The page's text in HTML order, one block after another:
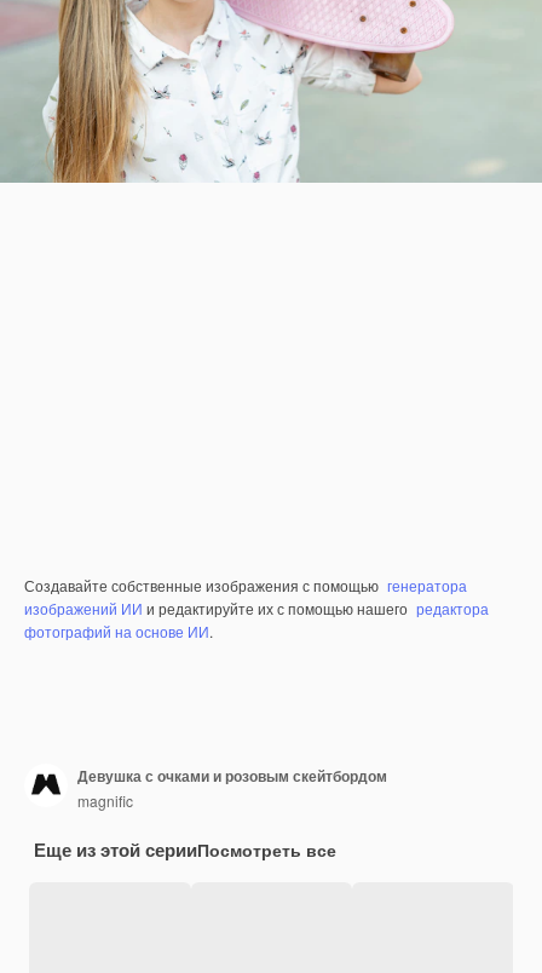
Создавайте собственные изображения с помощью генератора
изображений ИИ и редактируйте их с помощью нашего редактора
фотографий на основе ИИ.
Девушка с очками и розовым скейтбордом
magnific
Еще из этой серииПосмотреть все